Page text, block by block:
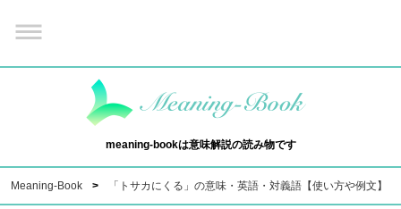
meaning-bookは意味解説の読み物です
Meaning-Book 「トサカにくる」の意味・英語・対義語【使い方や例文】